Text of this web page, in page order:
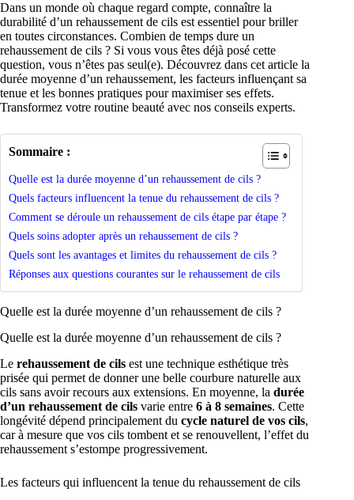
Dans un monde où chaque regard compte, connaître la
durabilité d’un rehaussement de cils est essentiel pour briller
en toutes circonstances. Combien de temps dure un
rehaussement de cils ? Si vous vous êtes déjà posé cette
question, vous n’êtes pas seul(e). Découvrez dans cet article la
durée moyenne d’un rehaussement, les facteurs influençant sa
tenue et les bonnes pratiques pour maximiser ses effets.
Transformez votre routine beauté avec nos conseils experts.
Sommaire :
Quelle est la durée moyenne d’un rehaussement de cils ?
Quels facteurs influencent la tenue du rehaussement de cils ?
Comment se déroule un rehaussement de cils étape par étape ?
Quels soins adopter après un rehaussement de cils ?
Quels sont les avantages et limites du rehaussement de cils ?
Réponses aux questions courantes sur le rehaussement de cils
Quelle est la durée moyenne d’un rehaussement de cils ?
Quelle est la durée moyenne d’un rehaussement de cils ?
Le rehaussement de cils est une technique esthétique très
prisée qui permet de donner une belle courbure naturelle aux
cils sans avoir recours aux extensions. En moyenne, la durée
d’un rehaussement de cils varie entre 6 à 8 semaines. Cette
longévité dépend principalement du cycle naturel de vos cils,
car à mesure que vos cils tombent et se renouvellent, l’effet du
rehaussement s’estompe progressivement.
Les facteurs qui influencent la tenue du rehaussement de cils